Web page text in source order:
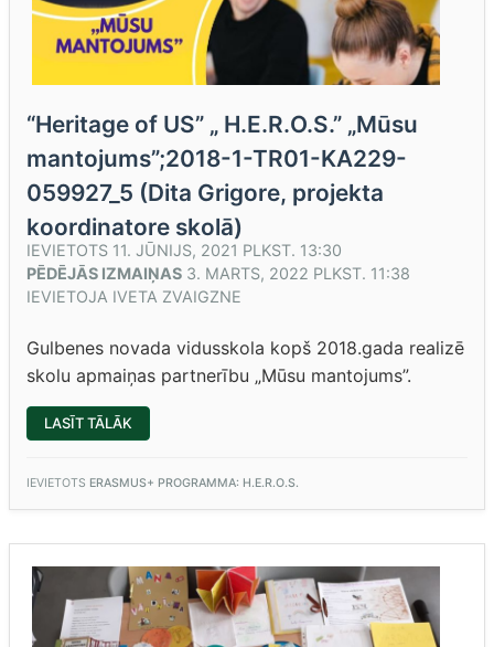
“Heritage of US” „ H.E.R.O.S.” „Mūsu
mantojums”;2018-1-TR01-KA229-
059927_5 (Dita Grigore, projekta
koordinatore skolā)
IEVIETOTS 11. JŪNIJS, 2021 PLKST. 13:30
PĒDĒJĀS IZMAIŅAS 3. MARTS, 2022 PLKST. 11:38
IEVIETOJA IVETA ZVAIGZNE
Gulbenes novada vidusskola kopš 2018.gada realizē
skolu apmaiņas partnerību „Mūsu mantojums”.
LASĪT TĀLĀK
OF
H.E.R.O.S.”
MANTOJUMS”;2018-
059927_5
(DITA
GRIGORE,
PROJEKTA
KOORDINATORE
SKOLĀ)”
IEVIETOTS ERASMUS+ PROGRAMMA: H.E.R.O.S.